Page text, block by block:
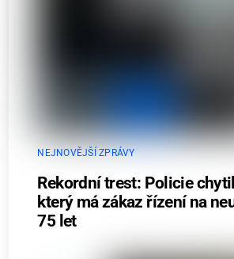
NEJNOVĚJŠÍ ZPRÁVY
Rekordní trest: Policie
který má zákaz řízení na
75 let